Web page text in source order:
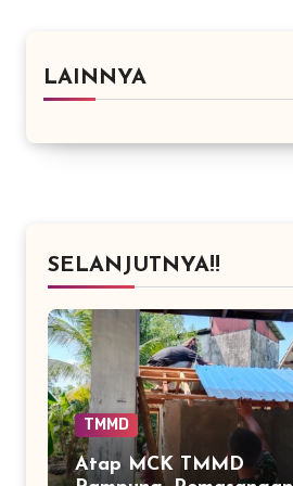
LAINNYA
SELANJUTNYA!!
TMMD
Atap MCK TMMD